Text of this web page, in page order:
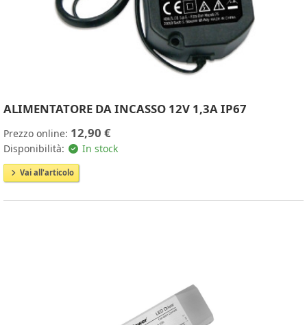
ALIMENTATORE DA INCASSO 12V 1,3A IP67
Prezzo online: 12,90 €
Disponibilità: In stock
Vai all'articolo